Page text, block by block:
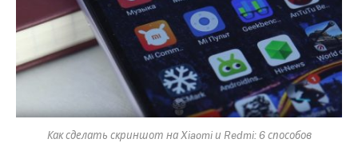
Как сделать скриншот на Xiaomi и Redmi: 6 способов